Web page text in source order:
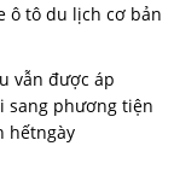
ô tô du lịch cơ bản
vẫn được áp
sang phương tiện
hếtngày